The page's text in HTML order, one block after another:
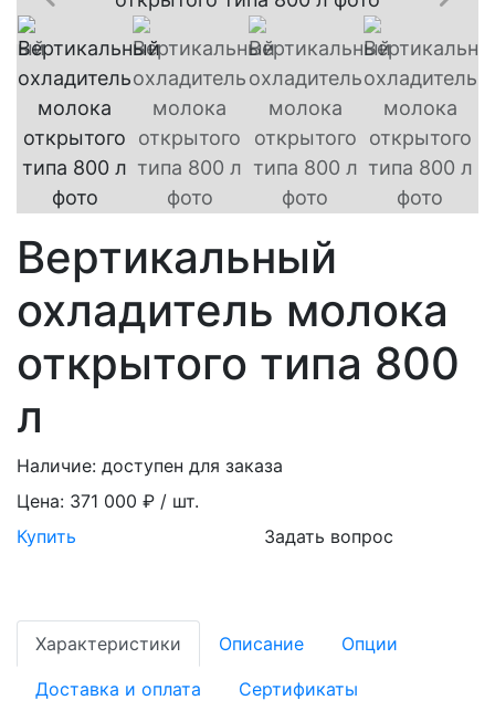
Вертикальный
охладитель молока
открытого типа 800
л
Наличие: доступен для заказа
Цена: 371 000 ₽ / шт.
Купить
Задать вопрос
Характеристики Описание Опции
Доставка и оплата Сертификаты